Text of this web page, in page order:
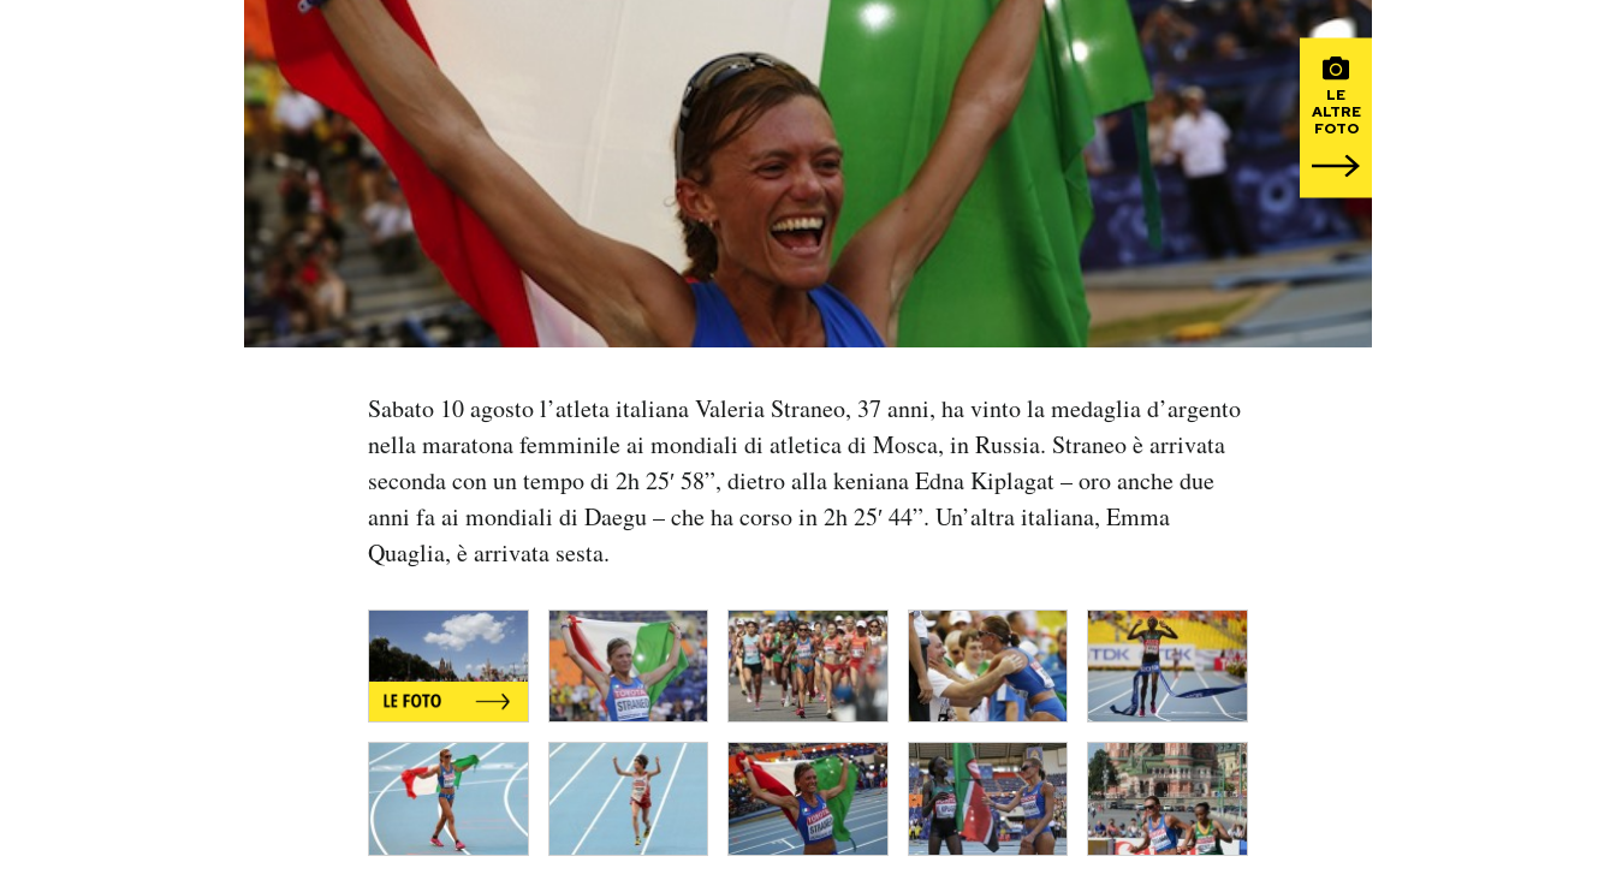
LE
ALTRE
FOTO
Sabato 10 agosto l’atleta italiana Valeria Straneo, 37 anni, ha vinto la medaglia d’argento
nella maratona femminile ai mondiali di atletica di Mosca, in Russia. Straneo è arrivata
seconda con un tempo di 2h 25′ 58”, dietro alla keniana Edna Kiplagat – oro anche due
anni fa ai mondiali di Daegu – che ha corso in 2h 25′ 44”. Un’altra italiana, Emma
Quaglia, è arrivata sesta.